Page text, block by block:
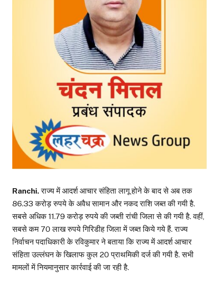
Ranchi.राज्य में आदर्श आचार संहिता लागू होने के बाद से अब तक
86.33 करोड़ रुपये के अवैध सामान और नकद राशि जब्त की गयी है.
सबसे अधिक 11.79 करोड़ रुपये की जब्ती रांची जिला से की गयी है. वहीं,
सबसे कम 70 लाख रुपये गिरिडीह जिला में जब्त किये गये हैं. राज्य
निर्वाचन पदाधिकारी के रविकुमार ने बताया कि राज्य में आदर्श आचार
संहिता उल्लंघन के खिलाफ कुल 20 प्राथमिकी दर्ज की गयी है. सभी
मामलों में नियमानुसार कार्रवाई की जा रही है.